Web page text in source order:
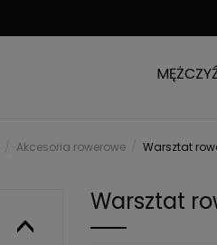
Akcesoria rowerowe Warsztat
Warsztat